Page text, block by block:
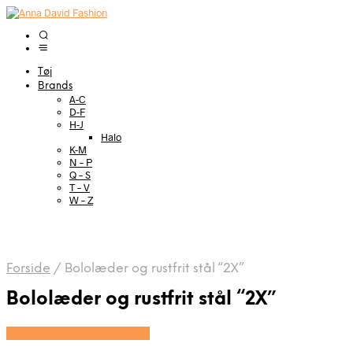
Tøj
Brands
A-C
D-F
H-J
Halo
K-M
N – P
Q – S
T – V
W – Z
Forside / Bololæder og rustfrit stål “2X”
Bololæder og rustfrit stål “2X”